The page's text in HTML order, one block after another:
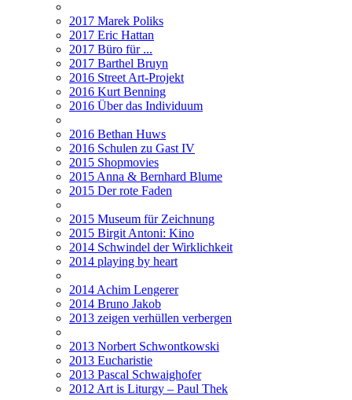
2017 Marek Poliks
2017 Eric Hattan
2017 Büro für ...
2017 Barthel Bruyn
2016 Street Art-Projekt
2016 Kurt Benning
2016 Über das Individuum
2016 Bethan Huws
2016 Schulen zu Gast IV
2015 Shopmovies
2015 Anna & Bernhard Blume
2015 Der rote Faden
2015 Museum für Zeichnung
2015 Birgit Antoni: Kino
2014 Schwindel der Wirklichkeit
2014 playing by heart
2014 Achim Lengerer
2014 Bruno Jakob
2013 zeigen verhüllen verbergen
2013 Norbert Schwontkowski
2013 Eucharistie
2013 Pascal Schwaighofer
2012 Art is Liturgy – Paul Thek